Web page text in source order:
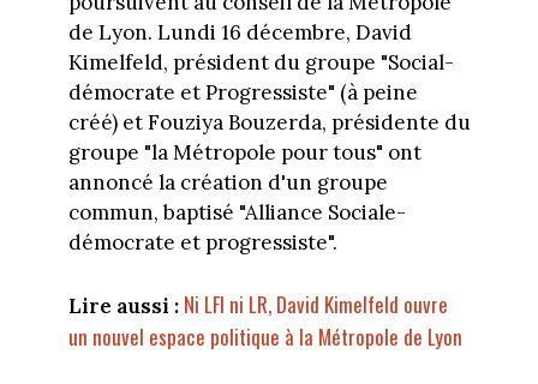
de Lyon. Lundi 16 décembre, David
Kimelfeld, président du groupe "Social-
démocrate et Progressiste" (à peine
créé) et Fouziya Bouzerda, présidente du
groupe "la Métropole pour tous" ont
annoncé la création d'un groupe
commun, baptisé "Alliance Sociale-
démocrate et progressiste".
Lire aussi : Ni LFI ni LR, David Kimelfeld ouvre
un nouvel espace politique à la Métropole de Lyon